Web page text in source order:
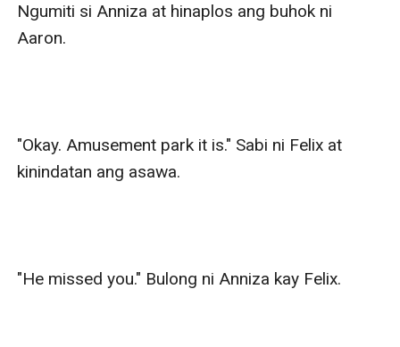
Ngumiti si Anniza at hinaplos ang buhok ni
Aaron.
"Okay. Amusement park it is." Sabi ni Felix at
kinindatan ang asawa.
"He missed you." Bulong ni Anniza kay Felix.